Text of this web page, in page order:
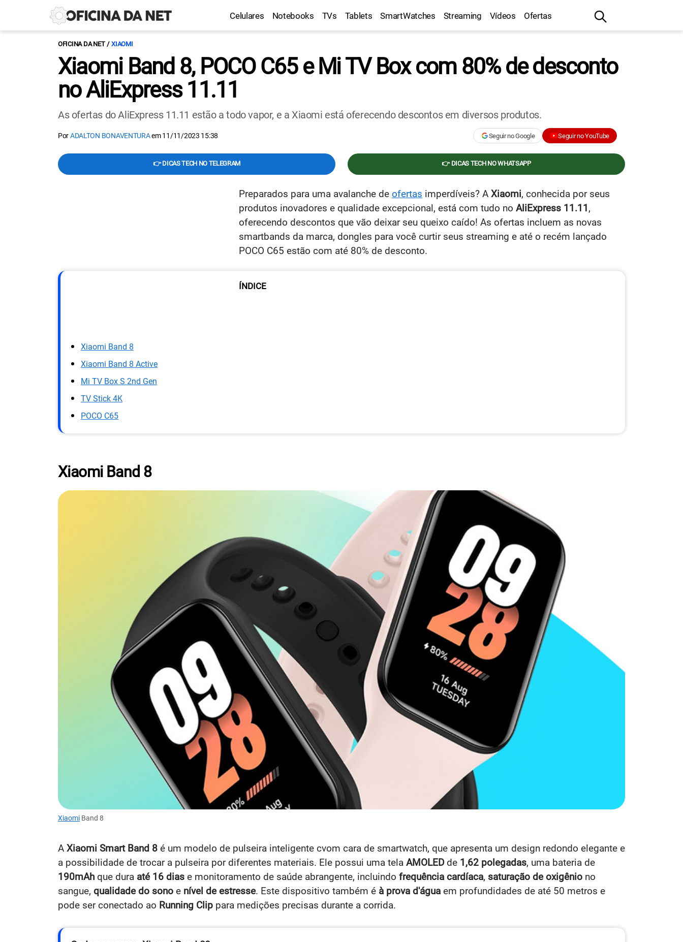
Celulares Notebooks TVs Tablets SmartWatches Streaming Vídeos Ofertas
OFICINA DA NET XIAOMI
Xiaomi Band 8, POCO C65 e Mi TV Box com 80% de desconto
no AliExpress 11.11
As ofertas do AliExpress 11.11 estão a todo vapor, e a Xiaomi está oferecendo descontos em diversos produtos.
PorADALTON BONAVENTURAem11/11/2023 15:38 Seguir no Google Seguir no YouTube
👉 DICAS TECH NO TELEGRAM 👉 DICAS TECH NO WHATSAPP
Preparados para uma avalanche de ofertas imperdíveis? A Xiaomi, conhecida por seus
produtos inovadores e qualidade excepcional, está com tudo no AliExpress 11.11,
oferecendo descontos que vão deixar seu queixo caído! As ofertas incluem as novas
smartbands da marca, dongles para você curtir seus streaming e até o recém lançado
POCO C65 estão com até 80% de desconto.
ÍNDICE
Xiaomi Band 8
Xiaomi Band 8 Active
Mi TV Box S 2nd Gen
TV Stick 4K
POCO C65
Xiaomi Band 8
Xiaomi Band 8
A Xiaomi Smart Band 8 é um modelo de pulseira inteligente cvom cara de smartwatch, que apresenta um design redondo elegante e
a possibilidade de trocar a pulseira por diferentes materiais. Ele possui uma tela AMOLED de 1,62 polegadas, uma bateria de
190mAh que dura até 16 dias e monitoramento de saúde abrangente, incluindo frequência cardíaca, saturação de oxigênio no
sangue, qualidade do sono e nível de estresse. Este dispositivo também é à prova d'água em profundidades de até 50 metros e
pode ser conectado ao Running Clip para medições precisas durante a corrida.